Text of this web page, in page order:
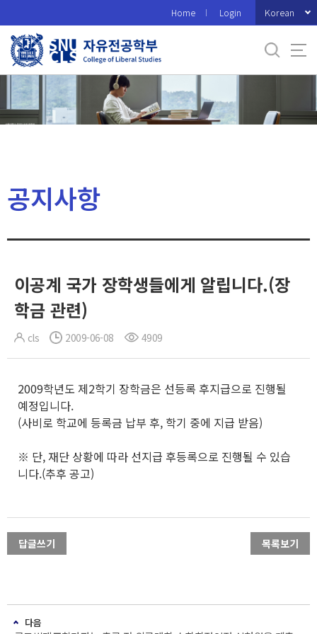
로
메
Home Login Korean
공지사항
이공계 국가 장학생들에게 알립니다.(장
학금 관련)
cls 2009-06-08 4909
2009학년도 제2학기 장학금은 선등록 후지급으로 진행될
예정입니다.
(사비로 학교에 등록금 납부 후, 학기 중에 지급 받음)
※ 단, 재단 상황에 따라 선지급 후등록으로 진행될 수 있습
니다.(추후 공고)
답글쓰기 목록보기
다음